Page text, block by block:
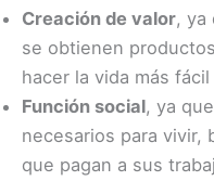
Creación de valor, ya
se obtienen
hacer la vida más
Función social, ya
necesarios para vivir,
que pagan a sus